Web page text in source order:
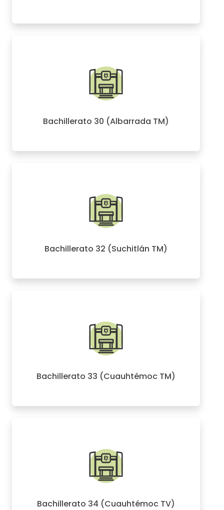
Bachillerato 30 (Albarrada TM)
Bachillerato 32 (Suchitlán TM)
Bachillerato 33 (Cuauhtémoc TM)
Bachillerato 34 (Cuauhtémoc TV)